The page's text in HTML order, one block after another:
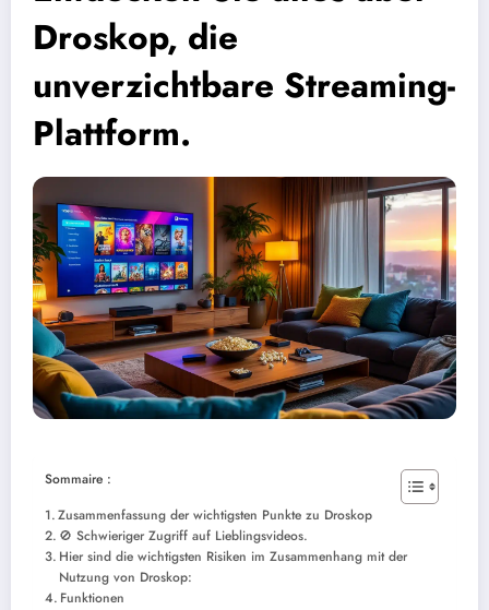
Droskop, die
unverzichtbare Streaming-
Plattform.
Sommaire :
Zusammenfassung der wichtigsten Punkte zu Droskop
🚫 Schwieriger Zugriff auf Lieblingsvideos.
Hier sind die wichtigsten Risiken im Zusammenhang mit der
Nutzung von Droskop:
Funktionen